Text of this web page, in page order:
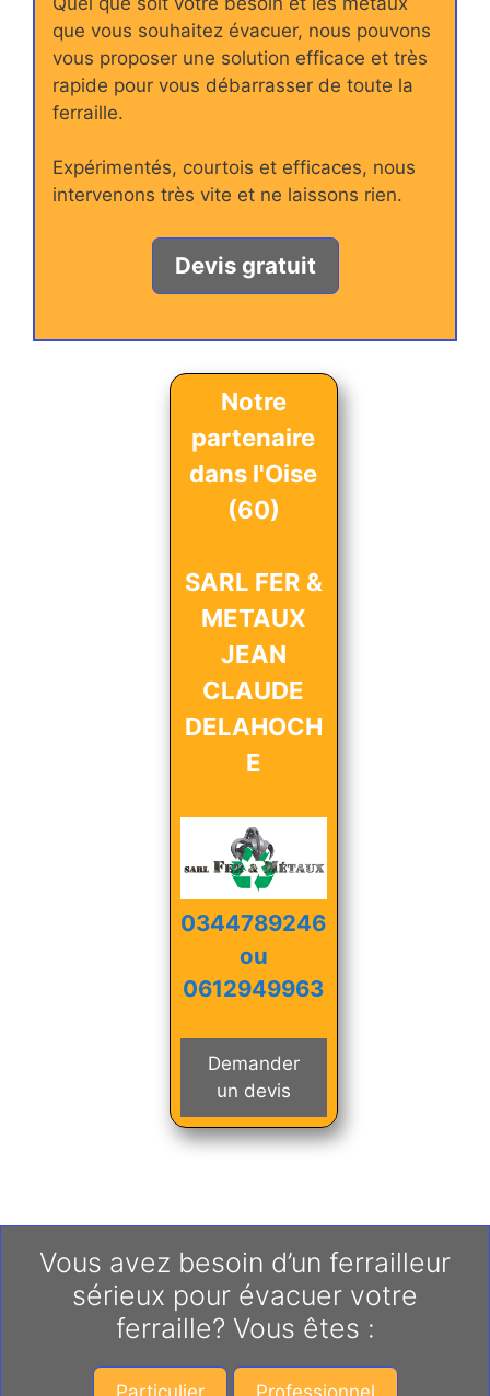
que vous souhaitez évacuer, nous pouvons
vous proposer une solution efficace et très
rapide pour vous débarrasser de toute la
ferraille.
Expérimentés, courtois et efficaces, nous
intervenons très vite et ne laissons rien.
Devis gratuit
Notre
partenaire
dans l'Oise
(60)
SARL FER &
METAUX
JEAN
CLAUDE
DELAHOCH
E
0344789246
ou
0612949963
Demander
un devis
Vous avez besoin d’un ferrailleur
sérieux pour évacuer votre
ferraille? Vous êtes :
Particulier Professionnel